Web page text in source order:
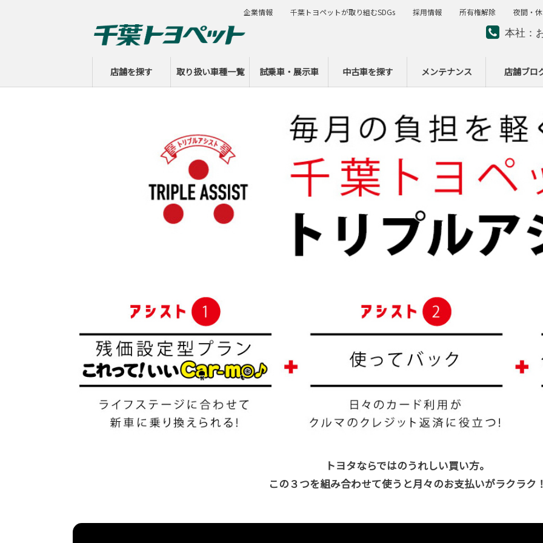
本社：
ー
店舗を探す 取り扱い車種一覧 試乗車・展示車 中古車を探す メンテナンス 店舗ブロ
企業情報 千葉トヨペットが取り組むSDGs 採用情報 所有権解除 夜間・
トヨタならではのうれしい買い方。
この３つを組み合わせて使うと月々のお支払いがラクラク